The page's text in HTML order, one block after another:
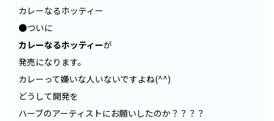
カレーなるホッティー
●ついに
カレーなるホッティーが
発売になります。
カレーって嫌いな人いないですよね(^^)
どうして開発を
ハーブのアーティストにお願いしたのか？？？？